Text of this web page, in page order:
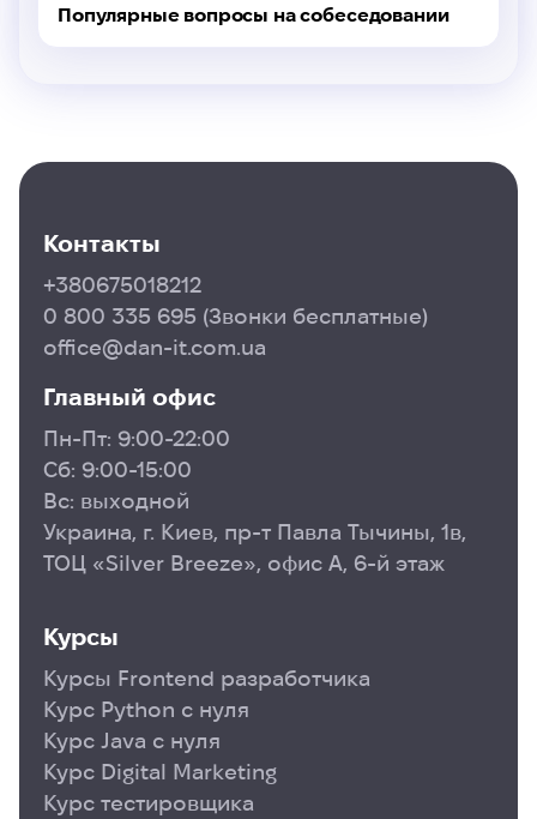
Популярные вопросы на собеседовании
Контакты
+380675018212
0 800 335 695 (Звонки бесплатные)
office@dan-it.com.ua
Главный офис
Пн-Пт: 9:00-22:00
Сб: 9:00-15:00
Вс: выходной
Украина, г. Киев, пр-т Павла Тычины, 1в,
ТОЦ «Silver Breeze», офис А, 6-й этаж
Курсы
Курсы Frontend разработчика
Курс Python с нуля
Курс Java с нуля
Курс Digital Marketing
Курс тестировщика